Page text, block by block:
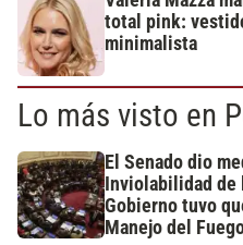
total pink:
minimalista
Lo más visto en
El Senado dio
Inviolabilidad de
Gobierno tuvo
Manejo del